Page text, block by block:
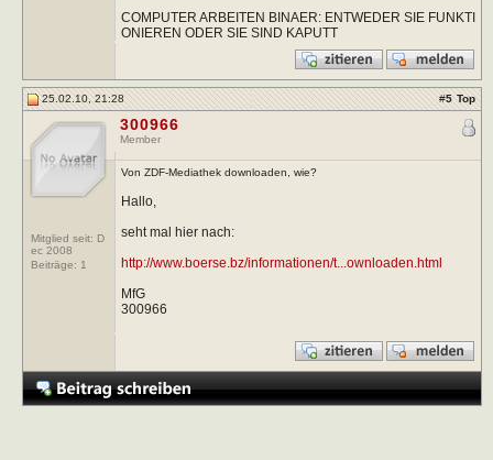
COMPUTER ARBEITEN BINAER: ENTWEDER SIE FUNKTI
ONIEREN ODER SIE SIND KAPUTT
25.02.10, 21:28 #5 Top
Mitglied seit: D
ec 2008
Beiträge: 1
300966
Member
Von ZDF-Mediathek downloaden, wie?
Hallo,
seht mal hier nach:
http://www.boerse.bz/informationen/t...ownloaden.html
MfG
300966